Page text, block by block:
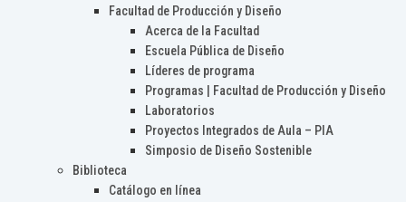
Facultad de Producción y Diseño
Acerca de la Facultad
Escuela Pública de Diseño
Líderes de programa
Programas | Facultad de Producción y Diseño
Laboratorios
Proyectos Integrados de Aula – PIA
Simposio de Diseño Sostenible
Biblioteca
Catálogo en línea